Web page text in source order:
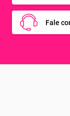
Fale